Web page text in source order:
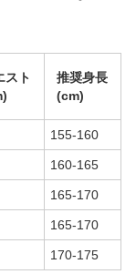
スト
推奨身長
(cm)
155-160
160-165
165-170
165-170
170-175